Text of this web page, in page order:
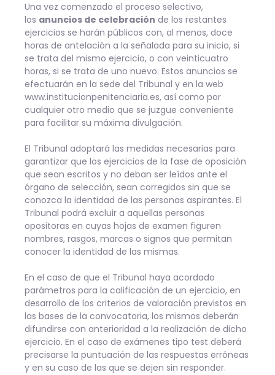
Una vez comenzado el proceso selectivo,
los anuncios de celebración de los restantes
ejercicios se harán públicos con, al menos, doce
horas de antelación a la señalada para su inicio, si
se trata del mismo ejercicio, o con veinticuatro
horas, si se trata de uno nuevo. Estos anuncios se
efectuarán en la sede del Tribunal y en la web
www.institucionpenitenciaria.es, así como por
cualquier otro medio que se juzgue conveniente
para facilitar su máxima divulgación.
El Tribunal adoptará las medidas necesarias para
garantizar que los ejercicios de la fase de oposición
que sean escritos y no deban ser leídos ante el
órgano de selección, sean corregidos sin que se
conozca la identidad de las personas aspirantes. El
Tribunal podrá excluir a aquellas personas
opositoras en cuyas hojas de examen figuren
nombres, rasgos, marcas o signos que permitan
conocer la identidad de las mismas.
En el caso de que el Tribunal haya acordado
parámetros para la calificación de un ejercicio, en
desarrollo de los criterios de valoración previstos en
las bases de la convocatoria, los mismos deberán
difundirse con anterioridad a la realización de dicho
ejercicio. En el caso de exámenes tipo test deberá
precisarse la puntuación de las respuestas erróneas
y en su caso de las que se dejen sin responder.